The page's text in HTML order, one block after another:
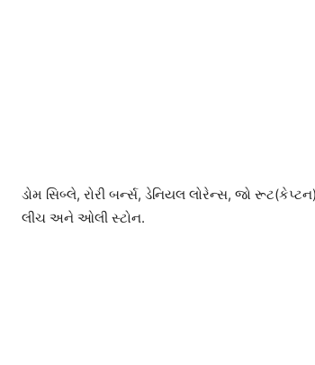
ડોમ સિબ્લે, રોરી બર્ન્સ, ડેનિયલ લોરેન્સ, જો
લીચ અને ઓલી સ્ટોન.